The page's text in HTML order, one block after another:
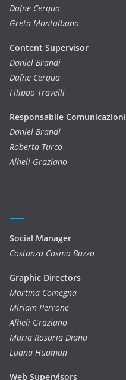
Dafne Cerqua
Greta Montalbano
Content Supervisor
Daniel Brandi
Dafne Cerqua
Filippo Travelli
Responsabile Comunicazioni
Daniel Brandi
Roberta Turco
Alheli Graziano
Social Manager
Costanza Cosma Buzzo
Graphic Directors
Martina Comegna
Miriam Perrone
Alheli Graziano
Maria Rosaria Diana
Luana Huaman
Web Supervisors